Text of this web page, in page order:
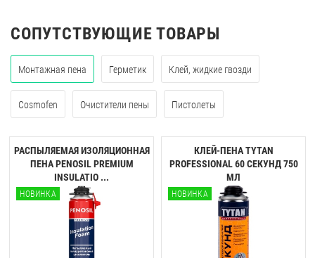
СОПУТСТВУЮЩИЕ ТОВАРЫ
Монтажная пена Герметик Клей, жидкие гвозди
Cosmofen Очистители пены Пистолеты
РАСПЫЛЯЕМАЯ ИЗОЛЯЦИОННАЯ
ПЕНА PENOSIL PREMIUM
INSULATIO ...
НОВИНКА
КЛЕЙ-ПЕНА TYTAN
PROFESSIONAL 60 CЕКУНД 750
МЛ
НОВИНКА